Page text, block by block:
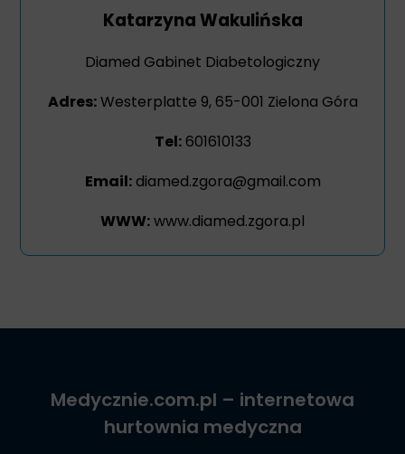
Katarzyna Wakulińska
Diamed Gabinet Diabetologiczny
Adres:Westerplatte 9, 65-001 Zielona Góra
Tel:601610133
Email: diamed.zgora@gmail.com
WWW:www.diamed.zgora.pl
Medycznie.com.pl – internetowa
hurtownia medyczna